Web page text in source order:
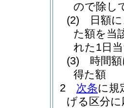
ので除し
(2)
日額
た額を当
れた1日
(3)
時間
得た額
2
次条に規
げる区分